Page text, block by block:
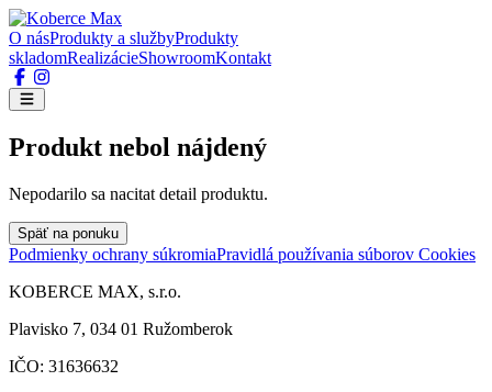
O násProdukty a službyProdukty
skladomRealizácieShowroomKontakt
Produkt nebol nájdený
Nepodarilo sa nacitat detail produktu.
Späť na ponuku
Podmienky ochrany súkromiaPravidlá používania súborov Cookies
KOBERCE MAX, s.r.o.
Plavisko 7, 034 01 Ružomberok
IČO: 31636632